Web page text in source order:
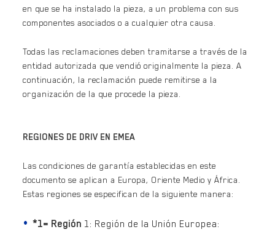
en que se ha instalado la pieza, a un problema con sus
componentes asociados o a cualquier otra causa.
Todas las reclamaciones deben tramitarse a través de la
entidad autorizada que vendió originalmente la pieza. A
continuación, la reclamación puede remitirse a la
organización de la que procede la pieza.
REGIONES DE DRIV EN EMEA
Las condiciones de garantía establecidas en este
documento se aplican a Europa, Oriente Medio y África.
Estas regiones se especifican de la siguiente manera:
*1= Región 1: Región de la Unión Europea: